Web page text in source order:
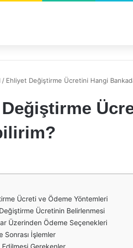
/ Ehliyet Değiştirme Ücretini Hangi
Ücreti ve Ödeme Yöntemleri
Ücretinin Belirlenmesi
Üzerinden Ödeme Seçenekleri
Sonrası İşlemler
Gerekenler